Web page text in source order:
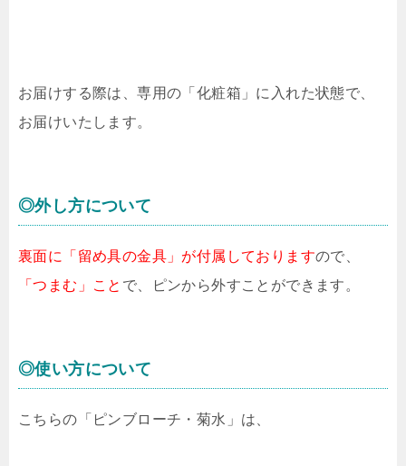
お届けする際は、専用の「化粧箱」に入れた状態で、
お届けいたします。
◎外し方について
裏面に「留め具の金具」が付属しておりますので、
「つまむ」こと で、ピンから外すことができます。
◎使い方について
こちらの「ピンブローチ・菊水」は、